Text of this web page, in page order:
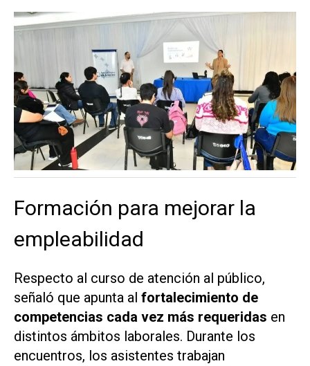
Formación para mejorar la
empleabilidad
Respecto al curso de atención al público,
señaló que apunta al fortalecimiento de
competencias cada vez más requeridas en
distintos ámbitos laborales. Durante los
encuentros, los asistentes trabajan